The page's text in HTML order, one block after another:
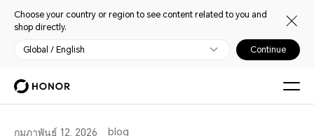
Choose your country or region to see content related to you and
shop directly.
Global / English Continue
กุมภาพันธ์ 12, 2026 blog